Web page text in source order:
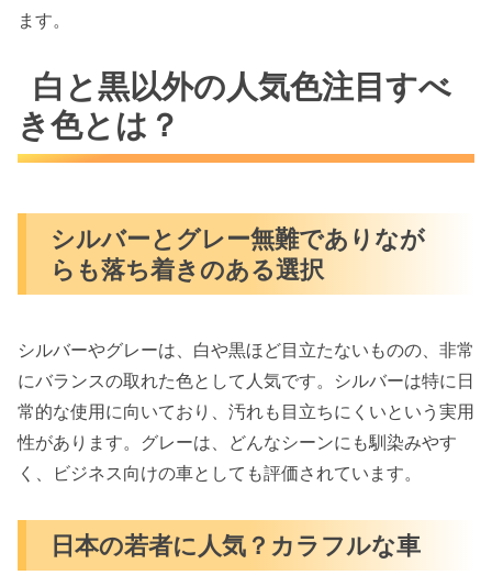
ます。
白と黒以外の人気色注目すべ
き色とは？
シルバーとグレー無難でありなが
らも落ち着きのある選択
シルバーやグレーは、白や黒ほど目立たないものの、非常
にバランスの取れた色として人気です。シルバーは特に日
常的な使用に向いており、汚れも目立ちにくいという実用
性があります。グレーは、どんなシーンにも馴染みやす
く、ビジネス向けの車としても評価されています。
日本の若者に人気？カラフルな車